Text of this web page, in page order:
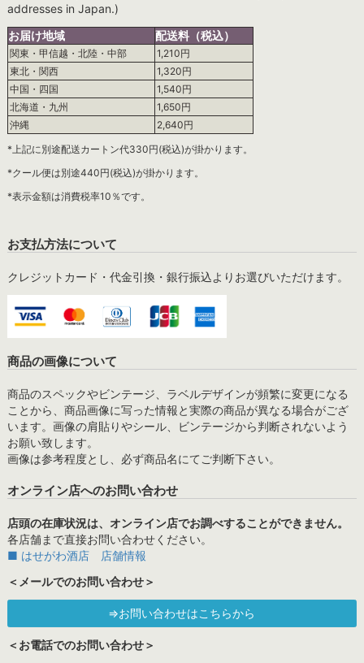
addresses in Japan.)
お届け地域
配送料（税込）
関東・甲信越・北陸・中部
1,210円
東北・関西
1,320円
中国・四国
1,540円
北海道・九州
1,650円
沖縄
2,640円
*上記に別途配送カートン代330円(税込)が掛かります。
*クール便は別途440円(税込)が掛かります。
*表示金額は消費税率10％です。
お支払方法について
クレジットカード・代金引換・銀行振込よりお選びいただけます。
商品の画像について
商品のスペックやビンテージ、ラベルデザインが頻繁に変更になる
ことから、商品画像に写った情報と実際の商品が異なる場合がござ
います。画像の肩貼りやシール、ビンテージから判断されないよう
お願い致します。
画像は参考程度とし、必ず商品名にてご判断下さい。
オンライン店へのお問い合わせ
店頭の在庫状況は、オンライン店でお調べすることができません。
各店舗まで直接お問い合わせください。
■ はせがわ酒店 店舗情報
＜メールでのお問い合わせ＞
⇒お問い合わせはこちらから
＜お電話でのお問い合わせ＞